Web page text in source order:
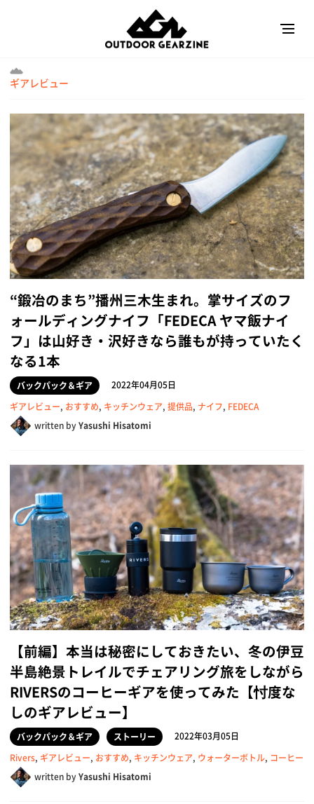
ギアレビュー
“鍛冶のまち”播州三木生まれ。掌サイズのフ
ォールディングナイフ「FEDECA ヤマ飯ナイ
フ」は山好き・沢好きなら誰もが持っていたく
なる1本
バックパック＆ギア
2022年04月05日
ギアレビュー, おすすめ, キッチンウェア, 提供品, ナイフ, FEDECA
written byYasushi Hisatomi
【前編】本当は秘密にしておきたい、冬の伊豆
半島絶景トレイルでチェアリング旅をしながら
RIVERSのコーヒーギアを使ってみた【忖度な
しのギアレビュー】
バックパック＆ギア ストーリー
2022年03月05日
Rivers, ギアレビュー, おすすめ, キッチンウェア, ウォーターボトル, コーヒー
written byYasushi Hisatomi